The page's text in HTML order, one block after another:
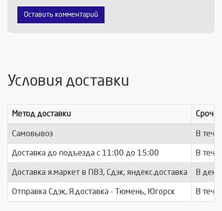
Оставить комментарий
Условия доставки
Метод доставки
Самовывоз В
Доставка до подъезда c 11:00 до 15:00 В
Доставка я.маркет в ПВЗ, Сдэк, яндекс.доставка В день
Отправка Сдэк, Я.доставка - Тюмень, Югорск В